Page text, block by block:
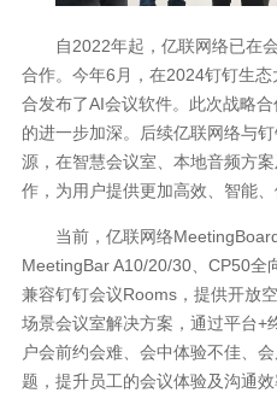
自2022年起，亿联网络已在
合作。今年6月，在2024钉钉生
合发布了AI会议软件。此次战略
的进一步加深。后续亿联网络与
源，在智慧会议室、本地音频方
作，为用户提供更加高效、智能、
当前，亿联网络
MeetingBar A10/20/30、CP50全
兼容钉钉会议Rooms，提供开放
场景会议室解决方案，通过平台+
户会前约会难、会中体验不佳、
题，提升员工的会议体验及沟通